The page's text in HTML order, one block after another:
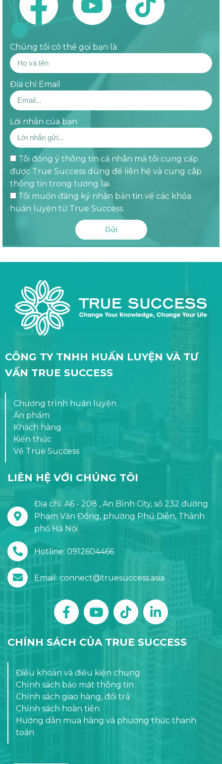
Chúng tôi có thể gọi bạn là
Địa chỉ Email
Lời nhắn của bạn
Tôi đồng ý thông tin cá nhân mà tôi cung cấp
được True Success dùng để liên hệ và cung câp
thông tin trong tương lai.
Tôi muốn đăng ký nhận bản tin về các khóa
huấn luyện từ True Success.
Gửi
CÔNG TY TNHH HUẤN LUYỆN VÀ TƯ
VẤN TRUE SUCCESS
Chương trình huấn luyện
Ấn phẩm
Khách hàng
Kiến thức
Về True Success
LIÊN HỆ VỚI CHÚNG TÔI
Địa chỉ: A6 - 208 , An Bình City, số 232 đường
Phạm Văn Đồng, phường Phú Diễn, Thành
phố Hà Nội
Hotline: 0912604466
Email: connect@truesuccess.asia
CHÍNH SÁCH CỦA TRUE SUCCESS
Điều khoản và điều kiện chung
Chính sách bảo mật thông tin
Chính sách giao hàng, đổi trả
Chính sách hoàn tiền
Hướng dẫn mua hàng và phương thức thanh
toán